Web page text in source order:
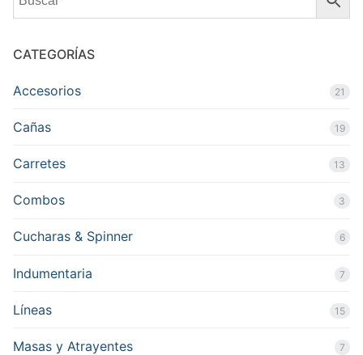
CATEGORÍAS
Accesorios 21
Cañas 19
Carretes 13
Combos 3
Cucharas & Spinner 6
Indumentaria 7
Líneas 15
Masas y Atrayentes 7